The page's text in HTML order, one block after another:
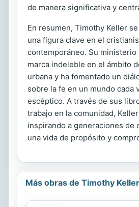
de manera significativa y
En resumen, Timothy Keller
una figura clave en el
contemporáneo. Su ministerio
marca indeleble en el ámbito
urbana y ha fomentado un
sobre la fe en un mundo cada
escéptico. A través de sus
trabajo en la comunidad,
inspirando a generaciones de
una vida de propósito y
Más obras de Timothy Keller